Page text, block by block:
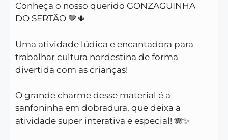
Conheça o nosso querido GONZAGUINHA
DO SERTÃO 🤎🌵
Uma atividade lúdica e encantadora para
trabalhar cultura nordestina de forma
divertida com as crianças!
O grande charme desse material é a
sanfoninha em dobradura, que deixa a
atividade super interativa e especial! 🪗✨